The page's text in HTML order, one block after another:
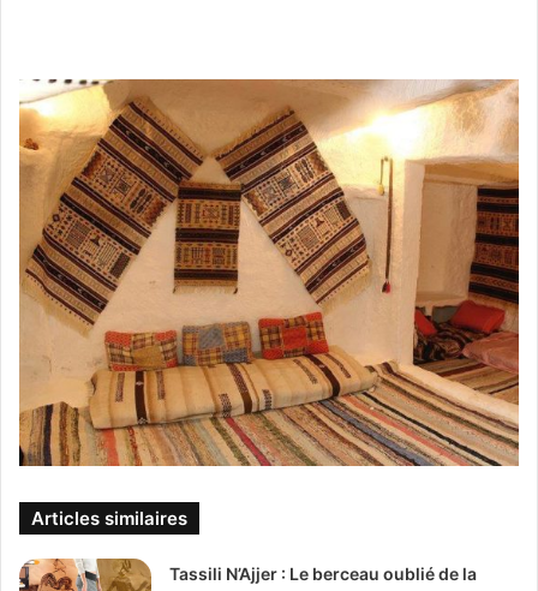
Articles similaires
Tassili N’Ajjer : Le berceau oublié de la